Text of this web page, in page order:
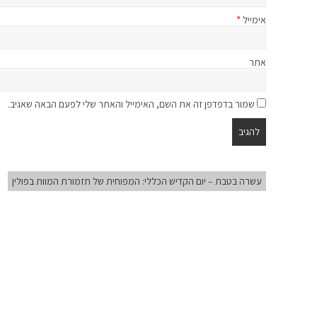
אימייל *
אתר
שמור בדפדפן זה את השם, האימייל והאתר שלי לפעם הבאה שאגיב.
עשרה בטבת – יום הקדיש הכללי: המפוחית של תזמורת המוות בפולין